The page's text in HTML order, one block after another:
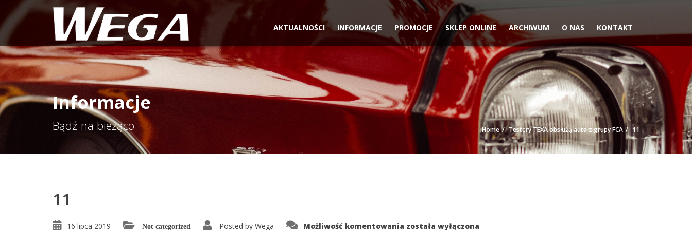
AKTUALNOŚCI INFORMACJE PROMOCJE SKLEP ONLINE ARCHIWUM O NAS KONTAKT
Informacje
Bądź na bieżąco Home Testery TEXA obsłużą auta z grupy FCA 11
11
16 lipca 2019 Not categorized Posted by Wega Możliwość komentowania 11
została wyłączona